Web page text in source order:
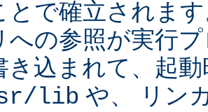
とで確立されま
への参照が実行
き込まれて、起
lib や、 リン